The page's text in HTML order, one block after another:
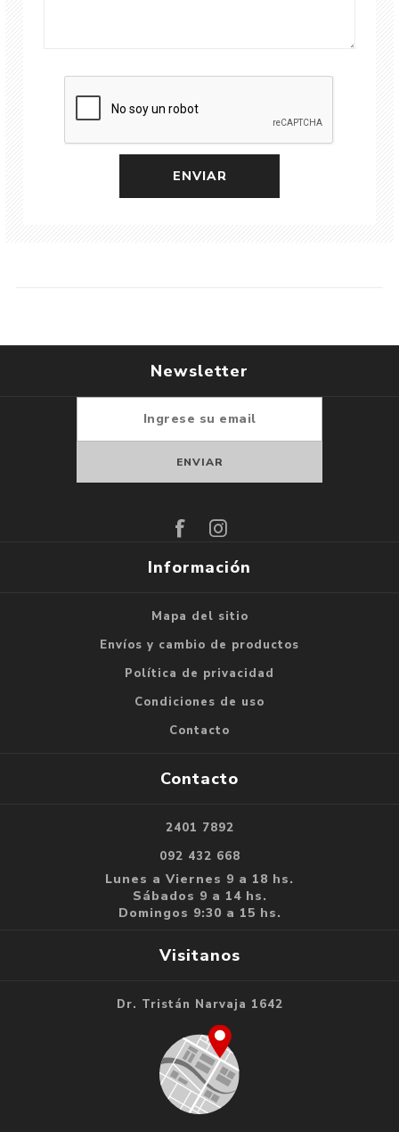
Newsletter
Información
Mapa del sitio
Envíos y cambio de productos
Política de privacidad
Condiciones de uso
Contacto
Contacto
2401 7892
092 432 668
Lunes a Viernes 9 a 18 hs.
Sábados 9 a 14 hs.
Domingos 9:30 a 15 hs.
Visitanos
Dr. Tristán Narvaja 1642